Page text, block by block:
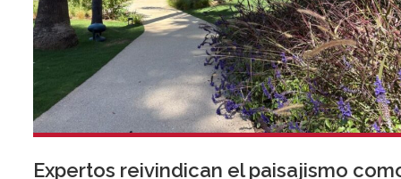
Expertos reivindican el paisajismo